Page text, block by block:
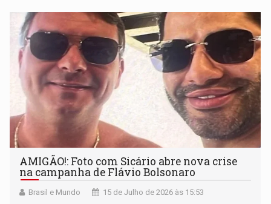
AMIGÃO!: Foto com Sicário abre nova crise
na campanha de Flávio Bolsonaro
Brasil e Mundo 15 de Julho de 2026 às 15:53